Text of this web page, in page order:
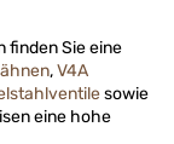
finden Sie eine
,V4A
sowie
eine hohe